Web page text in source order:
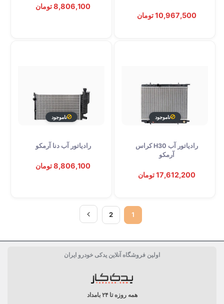
10,967,500 تومان
8,806,100 تومان
توقف عرضه
ناموجود
رادیاتور آب H30 کراس
آرمکو
17,612,200 تومان
توقف عرضه
ناموجود
رادیاتور آب دنا آرمکو
8,806,100 تومان
1
2
اولین فروشگاه آنلاین یدکی خودرو ایران
همه روزه تا ۲۴ بامداد